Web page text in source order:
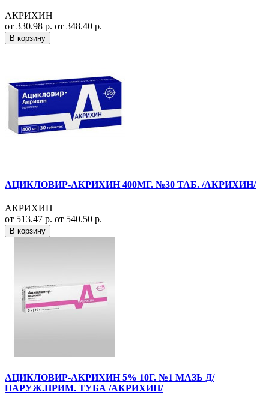
АКРИХИН
от 330.98 р. от 348.40 р.
В корзину
АЦИКЛОВИР-АКРИХИН 400МГ. №30 ТАБ. /АКРИХИН/
АКРИХИН
от 513.47 р. от 540.50 р.
В корзину
АЦИКЛОВИР-АКРИХИН 5% 10Г. №1 МАЗЬ Д/
НАРУЖ.ПРИМ. ТУБА /АКРИХИН/